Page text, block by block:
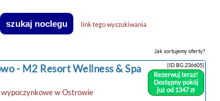
link tego wyszukiwania
Jak sortujemy oferty?
- M2 Resort Wellness & Spa
wOstrowie
[ID BG.236605]
Rezerwuj teraz!
Dostępny pokój
już od 1347 zł